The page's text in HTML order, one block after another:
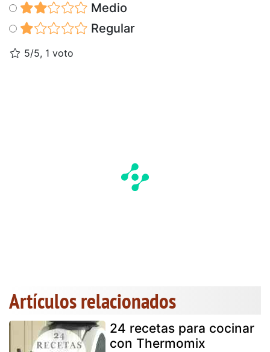
Medio
Regular
5/5, 1 voto
Artículos relacionados
24 recetas para cocinar
con Thermomix